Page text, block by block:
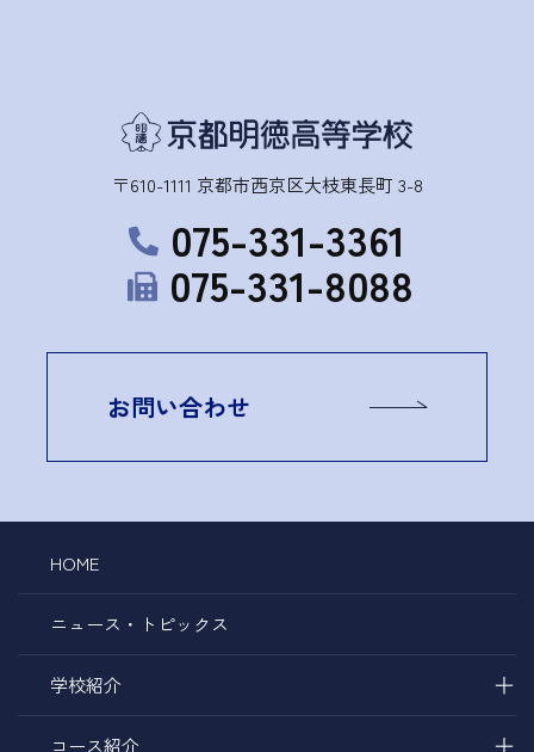
〒610-1111 京都市西京区大枝東長町 3-8
075-331-3361
075-331-8088
お問い合わせ
HOME
ニュース・トピックス
学校紹介 ＋
コース紹介